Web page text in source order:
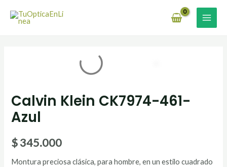
Calvin Klein CK7974-461-
Azul
$345.000
Montura preciosa clásica, para hombre, en un estilo cuadrado